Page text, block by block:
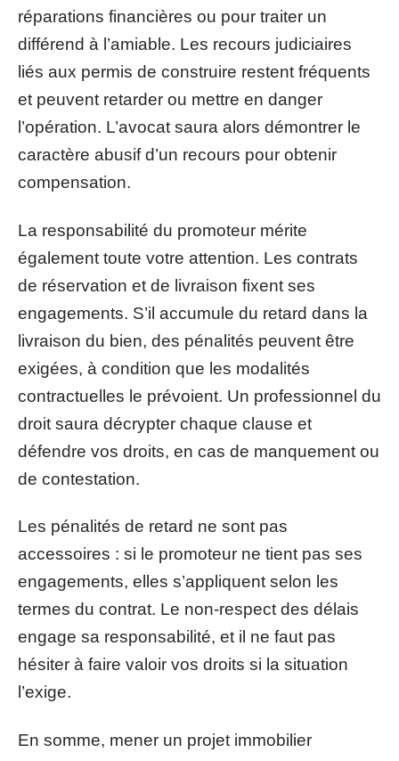
réparations financières ou pour traiter un
différend à l’amiable. Les recours judiciaires
liés aux permis de construire restent fréquents
et peuvent retarder ou mettre en danger
l’opération. L’avocat saura alors démontrer le
caractère abusif d’un recours pour obtenir
compensation.
La responsabilité du promoteur mérite
également toute votre attention. Les contrats
de réservation et de livraison fixent ses
engagements. S’il accumule du retard dans la
livraison du bien, des pénalités peuvent être
exigées, à condition que les modalités
contractuelles le prévoient. Un professionnel du
droit saura décrypter chaque clause et
défendre vos droits, en cas de manquement ou
de contestation.
Les pénalités de retard ne sont pas
accessoires : si le promoteur ne tient pas ses
engagements, elles s’appliquent selon les
termes du contrat. Le non-respect des délais
engage sa responsabilité, et il ne faut pas
hésiter à faire valoir vos droits si la situation
l’exige.
En somme, mener un projet immobilier